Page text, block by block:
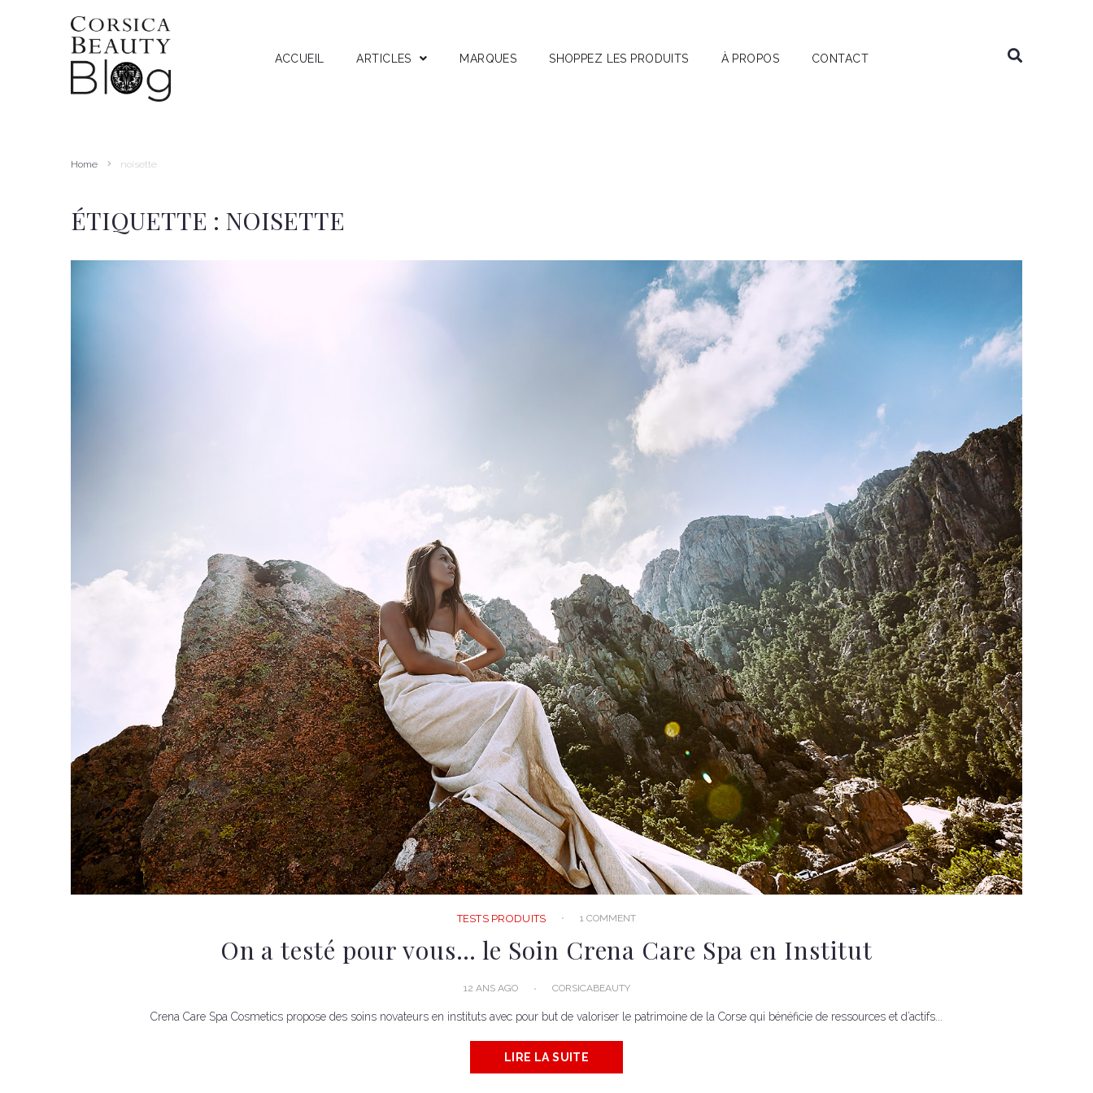
ACCUEIL ARTICLES MARQUES SHOPPEZ LES PRODUITS À PROPOS CONTACT
Home noisette
ÉTIQUETTE : NOISETTE
TESTS PRODUITS 1 COMMENT
On a testé pour vous… le Soin Crena Care Spa en Institut
12 ANS AGO CORSICABEAUTY
Crena Care Spa Cosmetics propose des soins novateurs en instituts avec pour but de valoriser le patrimoine de la Corse qui bénéficie de ressources et d’actifs...
LIRE LA SUITE